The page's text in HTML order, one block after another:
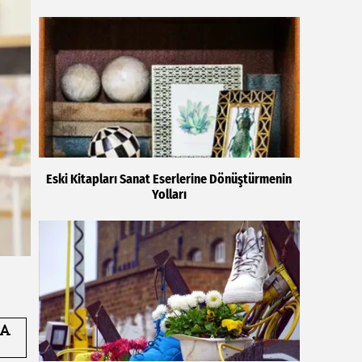
Eski Kitapları Sanat Eserlerine Dönüştürmenin
Yolları